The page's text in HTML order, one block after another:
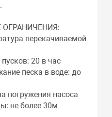
перекачиваемой
20 в час
песка в воде: до
погружения насоса
не более 30м